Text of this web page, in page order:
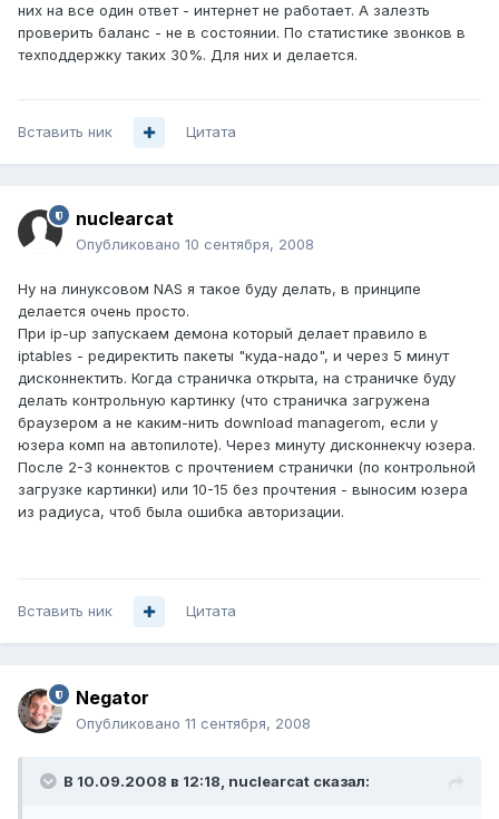
них на все один ответ - интернет не работает. А залезть
проверить баланс - не в состоянии. По статистике звонков в
техподдержку таких 30%. Для них и делается.
Вставить ник Цитата
nuclearcat
Опубликовано 10 сентября, 2008
Ну на линуксовом NAS я такое буду делать, в принципе
делается очень просто.
При ip-up запускаем демона который делает правило в
iptables - редиректить пакеты "куда-надо", и через 5 минут
дисконнектить. Когда страничка открыта, на страничке буду
делать контрольную картинку (что страничка загружена
браузером а не каким-нить download managerom, если у
юзера комп на автопилоте). Через минуту дисконнекчу юзера.
После 2-3 коннектов с прочтением странички (по контрольной
загрузке картинки) или 10-15 без прочтения - выносим юзера
из радиуса, чтоб была ошибка авторизации.
Вставить ник Цитата
Negator
Опубликовано 11 сентября, 2008
В 10.09.2008 в 12:18, nuclearcat сказал: